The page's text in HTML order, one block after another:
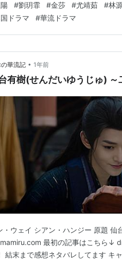
ー・チェンさん （君に恋した328日
の皇帝～） ・劉玥霏さん （夢…
#劉玥霏 #金莎 #尤靖茹 #林
ドラマ #華流ドラマ
華流記 • 1年前
有樹(せんだいゆうじゅ)
・ウェイ シアン・ハンジー 原題
最初の記事はこちら↓
結末まで感想ネタバレしてます キ